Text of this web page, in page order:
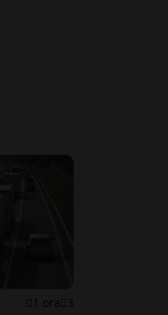
1 ora 3